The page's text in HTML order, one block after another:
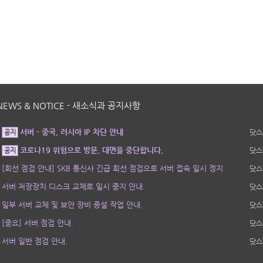
& NOTICE - 새소식과 공지사항
공지 서버 - 중국, 러시아 IP 차단 안내 닷
공지 코로나19 위험으로 방문, 대면을 중단합니다. 닷
[회선 점검 안내] SKB 통신사 긴급 회선 점검으로 서버 접속 일시 정지 닷
서버 저장장치 디스크 교체로 일시 중지 안내. 닷
일부 서버 교체 및 보안 장비 증설 작업 안내. 닷
[중요] 서버 점검 안내. 닷
서버 일반 점검 안내. 닷